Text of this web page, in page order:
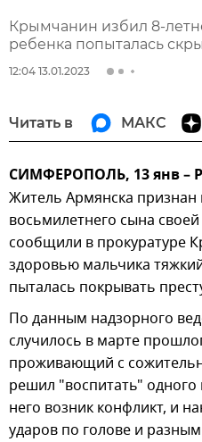
Крымчанин избил 8-
ребенка попыталась
12:04 13.01.2023
Читать в МАКС
СИМФЕРОПОЛЬ, 13 янв –
Житель Армянска
восьмилетнего сына
сообщили в прокуратуре
здоровью мальчика
пыталась покрывать
По данным надзорного
случилось в марте
проживающий с
решил "воспитать"
него возник конфликт, и
ударов по голове и